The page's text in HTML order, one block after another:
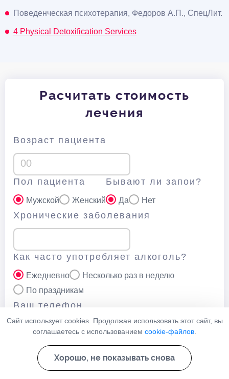
Поведенческая психотерапия, Федоров А.П., СпецЛит.
4 Physical Detoxification Services
Расчитать стоимость
лечения
Возраст пациента
Пол пациента
Мужской Женский
Бывают ли запои?
Да Нет
Хронические заболевания
Как часто употребляет алкоголь?
Ежедневно
Несколько раз в неделю
По праздникам
Ваш телефон
Нажимая кнопку “Отправить” вы соглашаетесь сполитикой
конфеденциальности
Сайт использует cookies. Продолжая использовать этот сайт, вы
соглашаетесь с использованием cookie-файлов
Хорошо, не показывать снова